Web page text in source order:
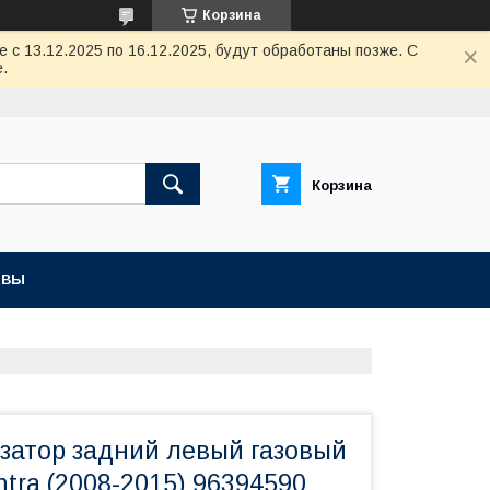
Корзина
с 13.12.2025 по 16.12.2025, будут обработаны позже. С
Корзина
задний левый газовый
(2008-2015) 96394590